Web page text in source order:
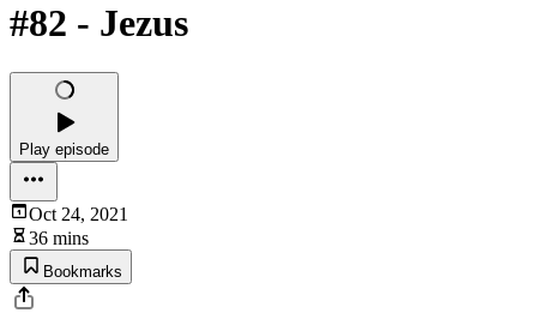
#82 - Jezus
Play episode
Oct 24, 2021
36 mins
Bookmarks